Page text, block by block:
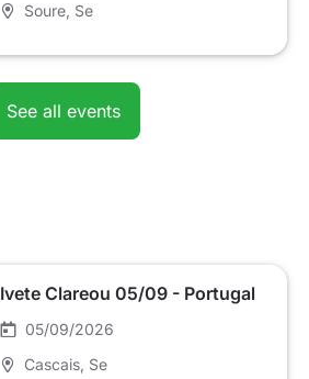
Soure , Se
See all events
Ivete Clareou 05/09 - Portugal
05/09/2026
Cascais , Se